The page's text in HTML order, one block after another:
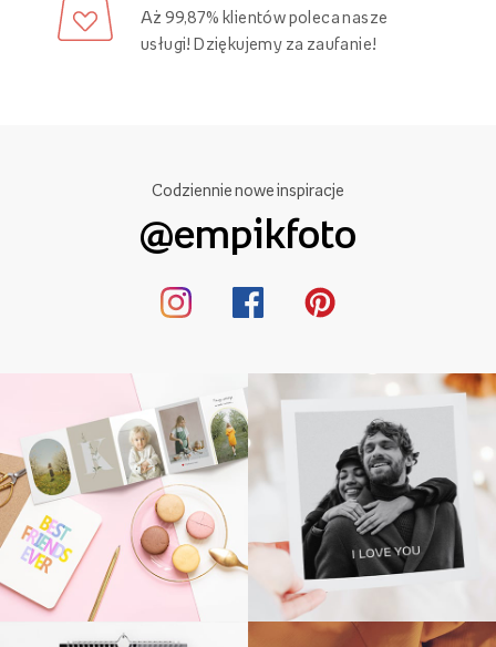
Aż 99,87% klientów poleca nasze
usługi! Dziękujemy za zaufanie!
Codziennie nowe inspiracje
@empikfoto